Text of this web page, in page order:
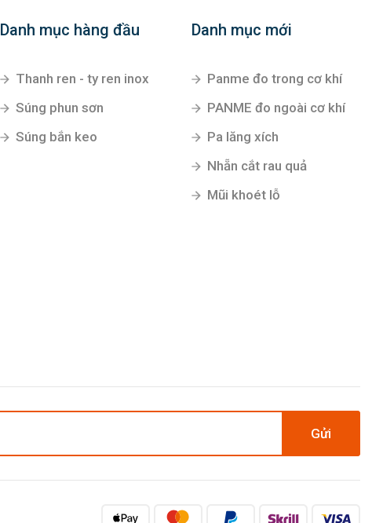
Danh mục hàng đầu
Thanh ren - ty ren inox
Súng phun sơn
Súng bắn keo
Danh mục mới
Panme đo trong cơ khí
PANME đo ngoài cơ khí
Pa lăng xích
Nhẵn cắt rau quả
Mũi khoét lỗ
Gửi